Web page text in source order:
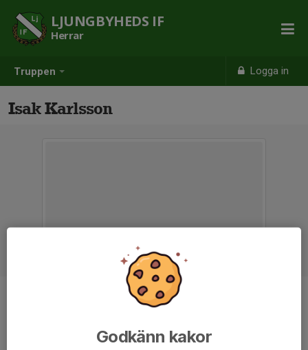
Truppen Logga in
LJUNGBYHEDS IF
Herrar
Isak Karlsson
Lagledare
Godkänn kakor